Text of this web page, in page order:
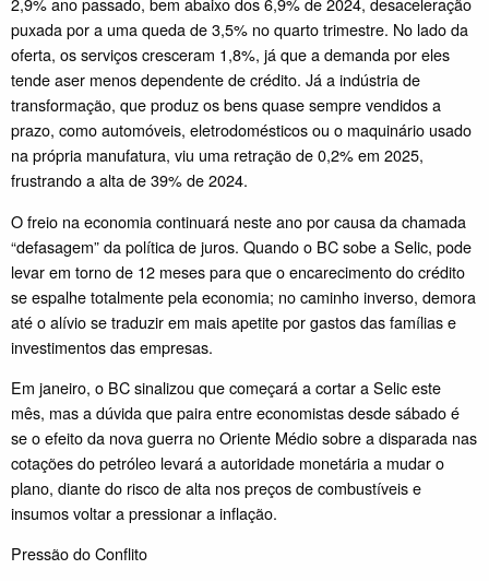
puxada por a uma queda de 3,5% no quarto trimestre. No lado da
oferta, os serviços cresceram 1,8%, já que a demanda por eles
tende aser menos dependente de crédito. Já a indústria de
transformação, que produz os bens quase sempre vendidos a
prazo, como automóveis, eletrodomésticos ou o maquinário usado
na própria manufatura, viu uma retração de 0,2% em 2025,
frustrando a alta de 39% de 2024.
O freio na economia continuará neste ano por causa da chamada
“defasagem” da política de juros. Quando o BC sobe a Selic, pode
levar em torno de 12 meses para que o encarecimento do crédito
se espalhe totalmente pela economia; no caminho inverso, demora
até o alívio se traduzir em mais apetite por gastos das famílias e
investimentos das empresas.
Em janeiro, o BC sinalizou que começará a cortar a Selic este
mês, mas a dúvida que paira entre economistas desde sábado é
se o efeito da nova guerra no Oriente Médio sobre a disparada nas
cotações do petróleo levará a autoridade monetária a mudar o
plano, diante do risco de alta nos preços de combustíveis e
insumos voltar a pressionar a inflação.
Pressão do Conflito